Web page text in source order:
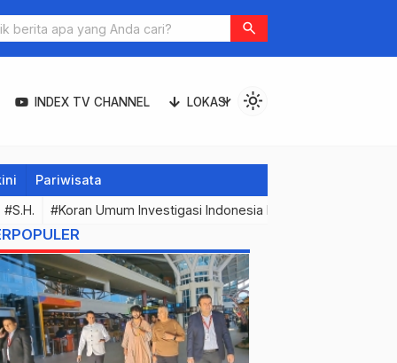
search
INDEX TV CHANNEL LOKASI
expand_more light_mode
Pariwisata
#S.H. #Koran Umum Investigasi Indonesia Expose & Media